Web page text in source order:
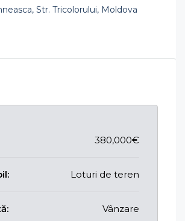
Str. Tricolorului, Moldova
380,000€
Loturi de teren
Vânzare